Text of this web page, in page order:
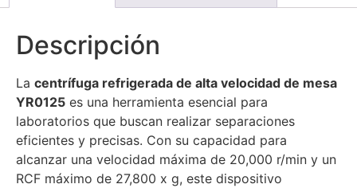
Descripción
La centrífuga refrigerada de alta velocidad de mesa
YR0125 es una herramienta esencial para
laboratorios que buscan realizar separaciones
eficientes y precisas. Con su capacidad para
alcanzar una velocidad máxima de 20,000 r/min y un
RCF máximo de 27,800 x g, este dispositivo